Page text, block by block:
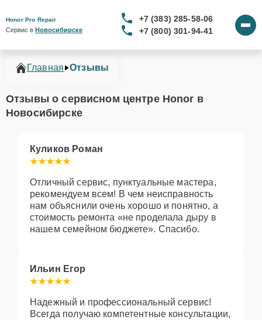
Honor Pro Repair
Сервис в Новосибирске
+7 (383) 285-58-06
+7 (800) 301-94-41
Главная Отзывы
Отзывы о сервисном центре Honor в
Новосибирске
Куликов Роман
Отличный сервис, пунктуальные мастера,
рекомендуем всем! В чем неисправность
нам объяснили очень хорошо и понятно, а
стоимость ремонта «не проделала дыру в
нашем семейном бюджете». Спасибо.
Ильин Егор
Надежный и профессиональный сервис!
Всегда получаю компетентные консультации,